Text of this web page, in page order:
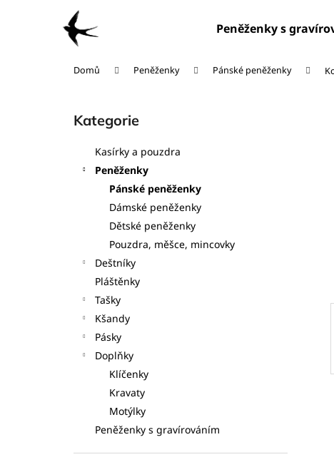
Peněženky s
Domů Peněženky Pánské peněženky
Přeskočit
kategorie
Kategorie
Kasírky a pouzdra
Peněženky
Pánské peněženky
Dámské peněženky
Dětské peněženky
Pouzdra, měšce, mincovky
Deštníky
Pláštěnky
Tašky
Kšandy
Pásky
Doplňky
Klíčenky
Kravaty
Motýlky
Peněženky s gravírováním
Zpět
Zpět